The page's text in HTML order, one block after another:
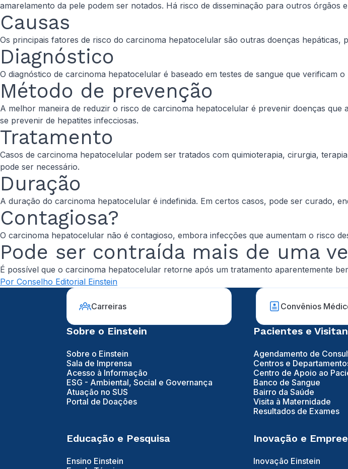
amarelamento da pele podem ser notados. Há risco de disseminação para outros órgãos
Causas
Os principais fatores de risco do carcinoma hepatocelular são outras doenças hepáticas,
Diagnóstico
O diagnóstico de carcinoma hepatocelular é baseado em testes de sangue que verificam
Método de prevenção
A melhor maneira de reduzir o risco de carcinoma hepatocelular é prevenir doenças
se prevenir de hepatites infecciosas.
Tratamento
Casos de carcinoma hepatocelular podem ser tratados com quimioterapia, cirurgia,
pode ser necessário.
Duração
A duração do carcinoma hepatocelular é indefinida. Em certos casos, pode ser curado,
Contagiosa?
O carcinoma hepatocelular não é contagioso, embora infecções que aumentam o risco
Pode ser contraída mais de uma
É possível que o carcinoma hepatocelular retorne após um tratamento aparentemente
Por Conselho Editorial Einstein
Carreiras Convênios
Sobre o Einstein
Sobre o Einstein
Sala de Imprensa
Acesso à Informação
ESG - Ambiental, Social e Governança
Atuação no SUS
Portal de Doações
Pacientes e
Agendamento de
Centros e
Centro de Apoio ao
Banco de Sangue
Bairro da Saúde
Visita à Maternidade
Resultados de Exames
Educação e Pesquisa
Ensino Einstein
Inovação e
Inovação Einstein